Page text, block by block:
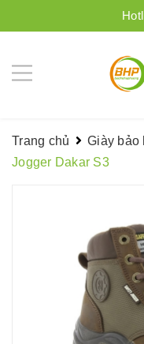
Trang chủ Giày bảo
Jogger Dakar S3